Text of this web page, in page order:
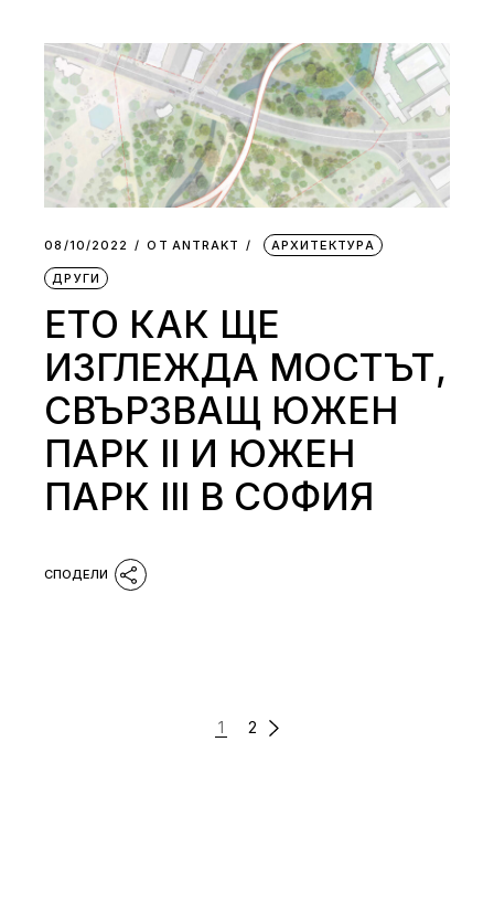
08/10/2022 ОТ АNTRAKT АРХИТЕКТУРА
ДРУГИ
ЕТО КАК ЩЕ
ИЗГЛЕЖДА МОСТЪТ,
СВЪРЗВАЩ ЮЖЕН
ПАРК II И ЮЖЕН
ПАРК III В СОФИЯ
РАЗДЕЛЯНЕ
1 2